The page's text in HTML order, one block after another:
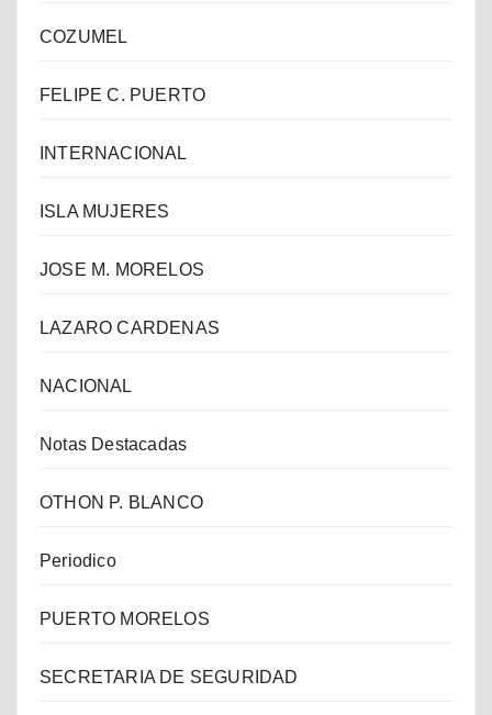
COZUMEL
FELIPE C. PUERTO
INTERNACIONAL
ISLA MUJERES
JOSE M. MORELOS
LAZARO CARDENAS
NACIONAL
Notas Destacadas
OTHON P. BLANCO
Periodico
PUERTO MORELOS
SECRETARIA DE SEGURIDAD